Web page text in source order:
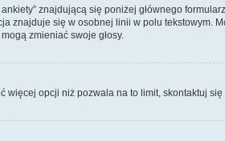
znajdującą się poniżej głównego
znajduje się w osobnej linii w polu tekstowym.
zmieniać swoje głosy.
więcej opcji niż pozwala na to limit, skontaktuj